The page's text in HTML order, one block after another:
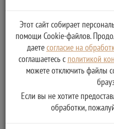
Этот сайт собирает
помощи Cookie-файлов.
даетесогласие на
соглашаетесь с политикой
можете отключить файлы
Если вы не хотите
обработки,